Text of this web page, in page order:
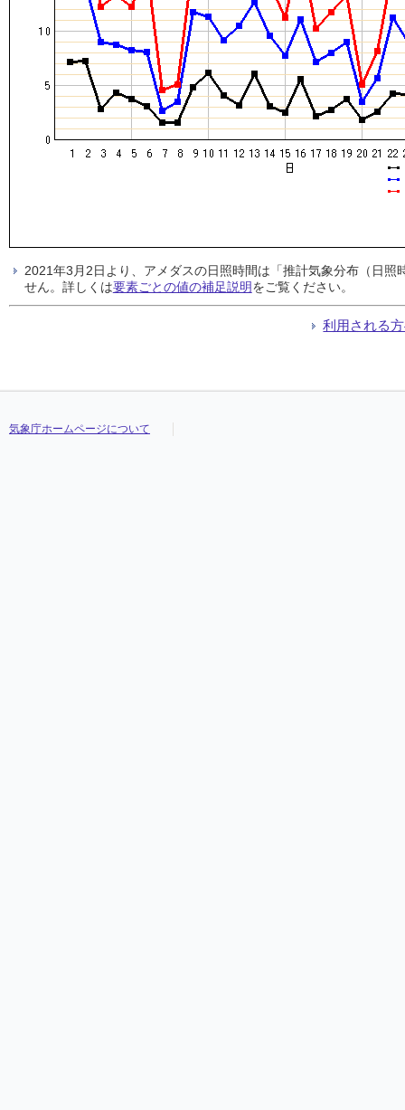
2021年3月2日より、アメダスの日照時間は「推計気象分布（日
せん。詳しくは要素ごとの値の補足説明をご覧ください。
利用される
気象庁ホームページについて